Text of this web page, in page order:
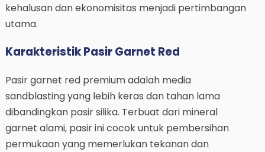
kehalusan dan ekonomisitas menjadi pertimbangan
utama.
Karakteristik Pasir Garnet Red
Pasir garnet red premium adalah media
sandblasting yang lebih keras dan tahan lama
dibandingkan pasir silika. Terbuat dari mineral
garnet alami, pasir ini cocok untuk pembersihan
permukaan yang memerlukan tekanan dan